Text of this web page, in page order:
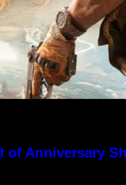
of Anniversary